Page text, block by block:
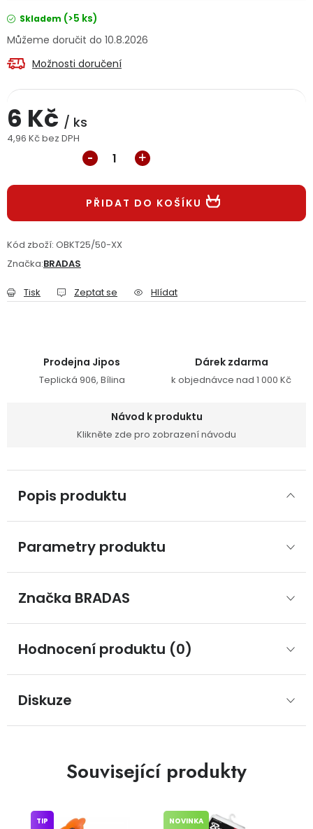
Jaký je aktuální stav mé objednávky?
Velkoobchodní spolupráce (B2B)
Doprava a platba
PODPORA
Reklamační formulář Odstoupení ve lhůtě 14 dní
Podmínky ochrany osobních údajů
Skladem (>5 ks)
10.8.2026
Možnosti doručení
6 Kč / ks
4,96 Kč bez DPH
PŘIDAT DO KOŠÍKU
Kód zboží: OBKT25/50-XX
Značka:BRADAS
Tisk Zeptat se Hlídat
Prodejna Jipos
Teplická 906, Bílina
Dárek zdarma
k objednávce nad 1 000 Kč
Návod k produktu
Klikněte zde pro zobrazení návodu
Popis produktu
Parametry produktu
Značka BRADAS
Hodnocení produktu (0)
Diskuze
Související produkty
TIP NOVINKA